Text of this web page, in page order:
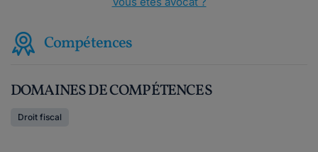
Compétences
DOMAINES DE COMPÉTENCES
Droit fiscal